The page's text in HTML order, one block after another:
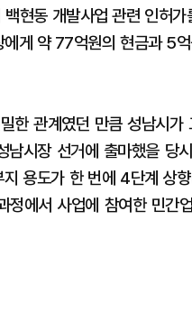
현동 개발사업 관련 인허가
게 약 77억원의 현금과 5
한 관계였던 만큼 성남시가
시장 선거에 출마했을 당
용도가 한 번에 4단계 상
정에서 사업에 참여한 민간